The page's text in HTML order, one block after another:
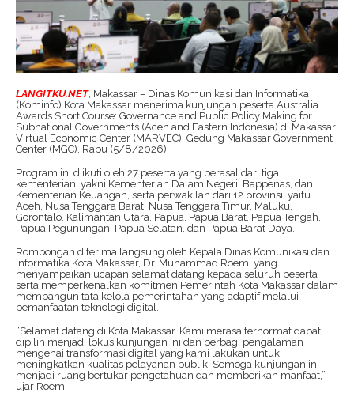
LANGITKU.NET, Makassar – Dinas Komunikasi dan Informatika
(Kominfo) Kota Makassar menerima kunjungan peserta Australia
Awards Short Course: Governance and Public Policy Making for
Subnational Governments (Aceh and Eastern Indonesia) di Makassar
Virtual Economic Center (MARVEC), Gedung Makassar Government
Center (MGC), Rabu (5/8/2026).
Program ini diikuti oleh 27 peserta yang berasal dari tiga
kementerian, yakni Kementerian Dalam Negeri, Bappenas, dan
Kementerian Keuangan, serta perwakilan dari 12 provinsi, yaitu
Aceh, Nusa Tenggara Barat, Nusa Tenggara Timur, Maluku,
Gorontalo, Kalimantan Utara, Papua, Papua Barat, Papua Tengah,
Papua Pegunungan, Papua Selatan, dan Papua Barat Daya.
Rombongan diterima langsung oleh Kepala Dinas Komunikasi dan
Informatika Kota Makassar, Dr. Muhammad Roem, yang
menyampaikan ucapan selamat datang kepada seluruh peserta
serta memperkenalkan komitmen Pemerintah Kota Makassar dalam
membangun tata kelola pemerintahan yang adaptif melalui
pemanfaatan teknologi digital.
“Selamat datang di Kota Makassar. Kami merasa terhormat dapat
dipilih menjadi lokus kunjungan ini dan berbagi pengalaman
mengenai transformasi digital yang kami lakukan untuk
meningkatkan kualitas pelayanan publik. Semoga kunjungan ini
menjadi ruang bertukar pengetahuan dan memberikan manfaat,”
ujar Roem.